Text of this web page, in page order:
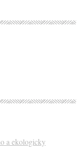
a ekologicky